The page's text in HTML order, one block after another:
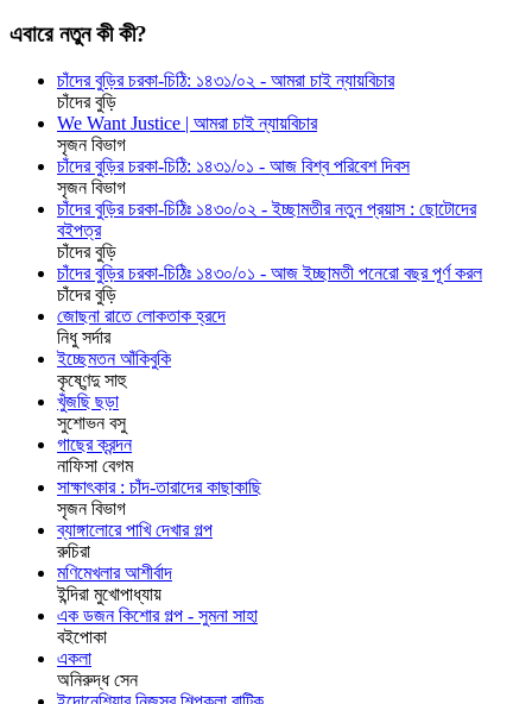
এবারে নতুন কী কী?
চাঁদের বুড়ির চরকা-চিঠি: ১৪৩১/০২ - আমরা চাই ন্যায়বিচার
চাঁদের বুড়ি
We Want Justice | আমরা চাই ন্যায়বিচার
সৃজন বিভাগ
চাঁদের বুড়ির চরকা-চিঠি: ১৪৩১/০১ - আজ বিশ্ব পরিবেশ দিবস
সৃজন বিভাগ
চাঁদের বুড়ির চরকা-চিঠিঃ ১৪৩০/০২ - ইচ্ছামতীর নতুন প্রয়াস : ছোটোদের
বইপত্র
চাঁদের বুড়ি
চাঁদের বুড়ির চরকা-চিঠিঃ ১৪৩০/০১ - আজ ইচ্ছামতী পনেরো বছর পূর্ণ করল
চাঁদের বুড়ি
জোছনা রাতে লোকতাক হ্রদে
নিধু সর্দার
ইচ্ছেমতন আঁকিবুকি
কৃষ্ণেন্দু সাহু
খুঁজছি ছড়া
সুশোভন বসু
গাছের ক্রন্দন
নাফিসা বেগম
সাক্ষাৎকার : চাঁদ-তারাদের কাছাকাছি
সৃজন বিভাগ
ব্যাঙ্গালোরে পাখি দেখার গল্প
রুচিরা
মণিমেখলার আশীর্বাদ
ইন্দিরা মুখোপাধ্যায়
এক ডজন কিশোর গল্প - সুমনা সাহা
বইপোকা
একলা
অনিরুদ্ধ সেন